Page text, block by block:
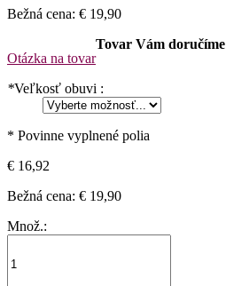
Bežná cena: € 19,90
Otázka na tovar
Tovar Vám doručíme
*Veľkosť obuvi :
* Povinne vyplnené polia
€ 16,92
Bežná cena: € 19,90
Množ.: